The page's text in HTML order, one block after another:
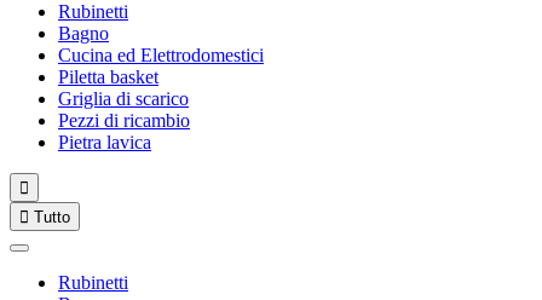
Rubinetti
Bagno
Cucina ed Elettrodomestici
Piletta basket
Griglia di scarico
Pezzi di ricambio
Pietra lavica

 Tutto
Rubinetti